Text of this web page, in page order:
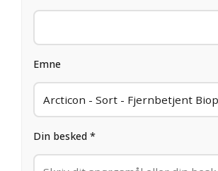
Emne
Din besked *